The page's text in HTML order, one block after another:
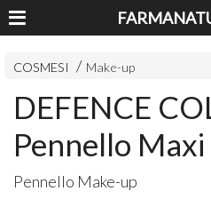
COSMESI Make-up
DEFENCE
Pennello
Pennello Make-up